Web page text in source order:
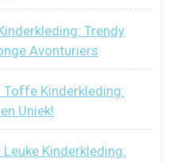
Trendy
Avonturiers
Toffe Kinderkleding:
Uniek!
Kinderkleding: